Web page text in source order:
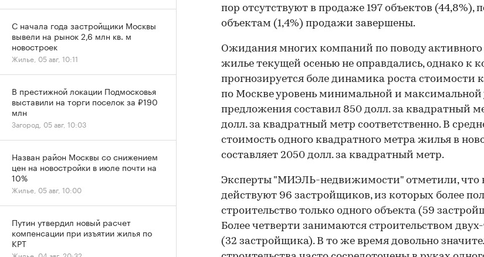
пор отсутствуют в продаже 197 объектов (44,8%),
объектам (1,4%) продажи завершены.
Ожидания многих компаний по поводу активного
жилье текущей осенью не оправдались, однако к
прогнозируется боле динамика роста стоимости
по Москве уровень минимальной и максимальной
предложения составил 850 долл. за квадратный
долл. за квадратный метр соответственно. В
стоимость одного квадратного метра жилья в
составляет 2050 долл. за квадратный метр.
Эксперты "МИЭЛЬ-недвижимости" отметили, что
действуют 96 застройщиков, из которых более
строительство только одного объекта (59
Более четверти занимаются строительством
(32 застройщика). В то же время довольно
С начала года застройщики Москвы
вывели на рынок 2,6 млн кв. м
новостроек
Жилье, 05 авг, 10:11
В престижной локации Подмосковья
выставили на торги поселок за ₽190
млн
Загород, 05 авг, 10:03
Назван район Москвы со снижением
цен на новостройки в июле почти на
10%
Жилье, 05 авг, 10:00
Путин утвердил новый расчет
компенсации при изъятии жилья по
КРТ